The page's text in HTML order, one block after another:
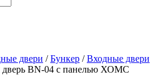
двери /Бункер /Входные двери
дверь BN-04 с панелью ХОМС